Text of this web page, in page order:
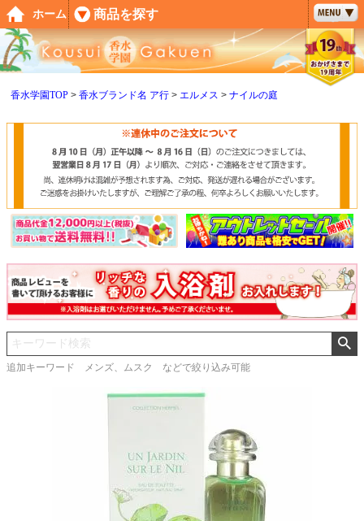
香水学園TOP 香水ブランド名 ア行 エルメス ナイルの庭
追加キーワード メンズ、ムスク などで絞り込み可能
ペー
ジト
ップ
へ
ホーム 商品を探す